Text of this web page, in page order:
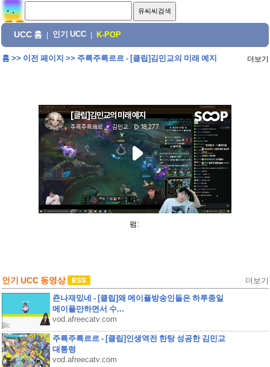
UCC 홈 인기 UCC K-POP
홈>> 이전 페이지 >> 주륵주륵르르 - [클립]김민교의 미래 예지 더보기
펌:
인기 UCC 동영상 더보기
죤나재밌네 - [클립]왜 메이플방송인들은 하루종일
메이플만하면서 수...
vod.afreecatv.com
주륵주륵르르 - [클립]인생역전 한탕 성공한 김민교
대통령
vod.afreecatv.com